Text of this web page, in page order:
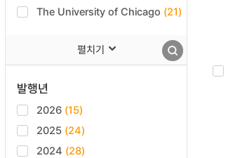
The University of Chicago (21)
펼치기
발행년
2026 (15)
2025 (24)
2024 (28)